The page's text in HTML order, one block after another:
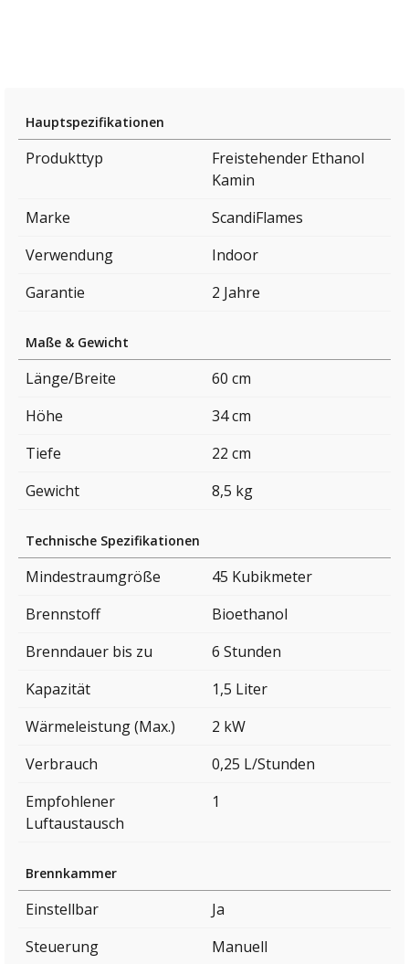
Hauptspezifikationen
Produkttyp
Freistehender Ethanol
Kamin
Marke
ScandiFlames
Verwendung
Indoor
Garantie
2 Jahre
Maße & Gewicht
Länge/Breite
60 cm
Höhe
34 cm
Tiefe
22 cm
Gewicht
8,5 kg
Technische Spezifikationen
Mindestraumgröße
45 Kubikmeter
Brennstoff
Bioethanol
Brenndauer bis zu
6 Stunden
Kapazität
1,5 Liter
Wärmeleistung (Max.)
2 kW
Verbrauch
0,25 L/Stunden
Empfohlener
Luftaustausch
1
Brennkammer
Einstellbar
Ja
Steuerung
Manuell